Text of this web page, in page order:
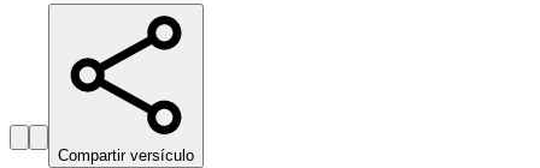
Compartir versículo